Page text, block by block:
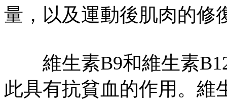
量，以及運動後肌肉的修
維生素B9和維生素B12
此具有抗貧血的作用。維